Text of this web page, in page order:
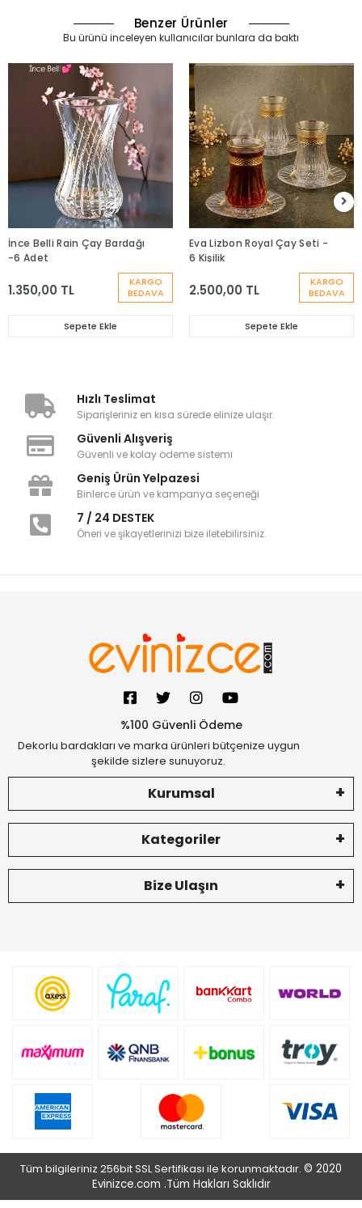
Benzer Ürünler
Bu ürünü inceleyen kullanıcılar bunlara da baktı
KARGO
BEDAVA
İnce Belli Rain Çay Bardağı
-6 Adet
1.350,00 TL
Sepete Ekle
KARGO
BEDAVA
Eva Lizbon Royal Çay Seti -
6 Kişilik
2.500,00 TL
Sepete Ekle
Hızlı Teslimat
Siparişleriniz en kısa sürede elinize ulaşır.
Güvenli Alışveriş
Güvenli ve kolay ödeme sistemi
Geniş Ürün Yelpazesi
Binlerce ürün ve kampanya seçeneği
7 / 24 DESTEK
Öneri ve şikayetlerinizi bize iletebilirsiniz.
%100 Güvenli Ödeme
Dekorlu bardakları ve marka ürünleri bütçenize uygun
şekilde sizlere sunuyoruz.
Kurumsal
Kategoriler
Bize Ulaşın
Tüm bilgileriniz 256bit SSL Sertifikası ile korunmaktadır. © 2020
Evinizce.com .Tüm Hakları Saklıdır